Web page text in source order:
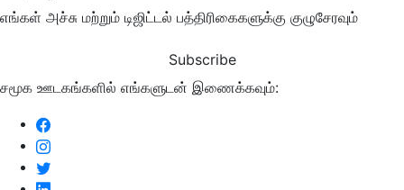
எங்கள் அச்சு மற்றும் டிஜிட்டல் பத்திரிகைகளுக்கு குழுசேரவும்
Subscribe
சமூக ஊடகங்களில் எங்களுடன் இணைக்கவும்: